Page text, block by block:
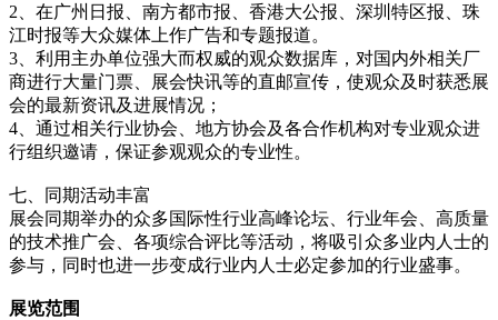
2、在广州日报、南方都市报、香港大公报、深圳特区报、珠
江时报等大众媒体上作广告和专题报道。
3、利用主办单位强大而权威的观众数据库，对国内外相关厂
商进行大量门票、展会快讯等的直邮宣传，使观众及时获悉展
会的最新资讯及进展情况；
4、通过相关行业协会、地方协会及各合作机构对专业观众进
行组织邀请，保证参观观众的专业性。
七、同期活动丰富
展会同期举办的众多国际性行业高峰论坛、行业年会、高质量
的技术推广会、各项综合评比等活动，将吸引众多业内人士的
参与，同时也进一步变成行业内人士必定参加的行业盛事。
展览范围